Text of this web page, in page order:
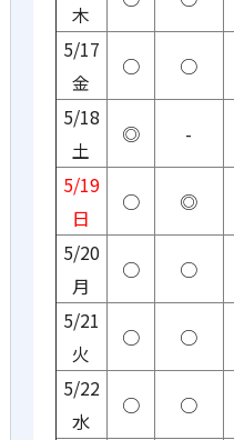
木
5/17
金
○ ○
5/18
土
◎ -
5/19
日
○ ◎
5/20
月
○ ○
5/21
火
○ ○
5/22
水
○ ○